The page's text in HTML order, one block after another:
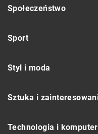
Społeczeństwo
Sport
Styl i moda
Sztuka i
Technologia i